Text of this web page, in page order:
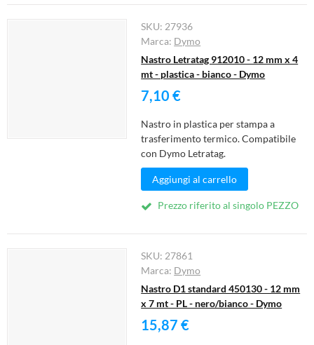
SKU: 27936
Marca: Dymo
Nastro Letratag 912010 - 12 mm x 4
mt - plastica - bianco - Dymo
7,10 €
Nastro in plastica per stampa a
trasferimento termico. Compatibile
con Dymo Letratag.
Aggiungi al carrello
Prezzo riferito al singolo PEZZO
SKU: 27861
Marca: Dymo
Nastro D1 standard 450130 - 12 mm
x 7 mt - PL - nero/bianco - Dymo
15,87 €